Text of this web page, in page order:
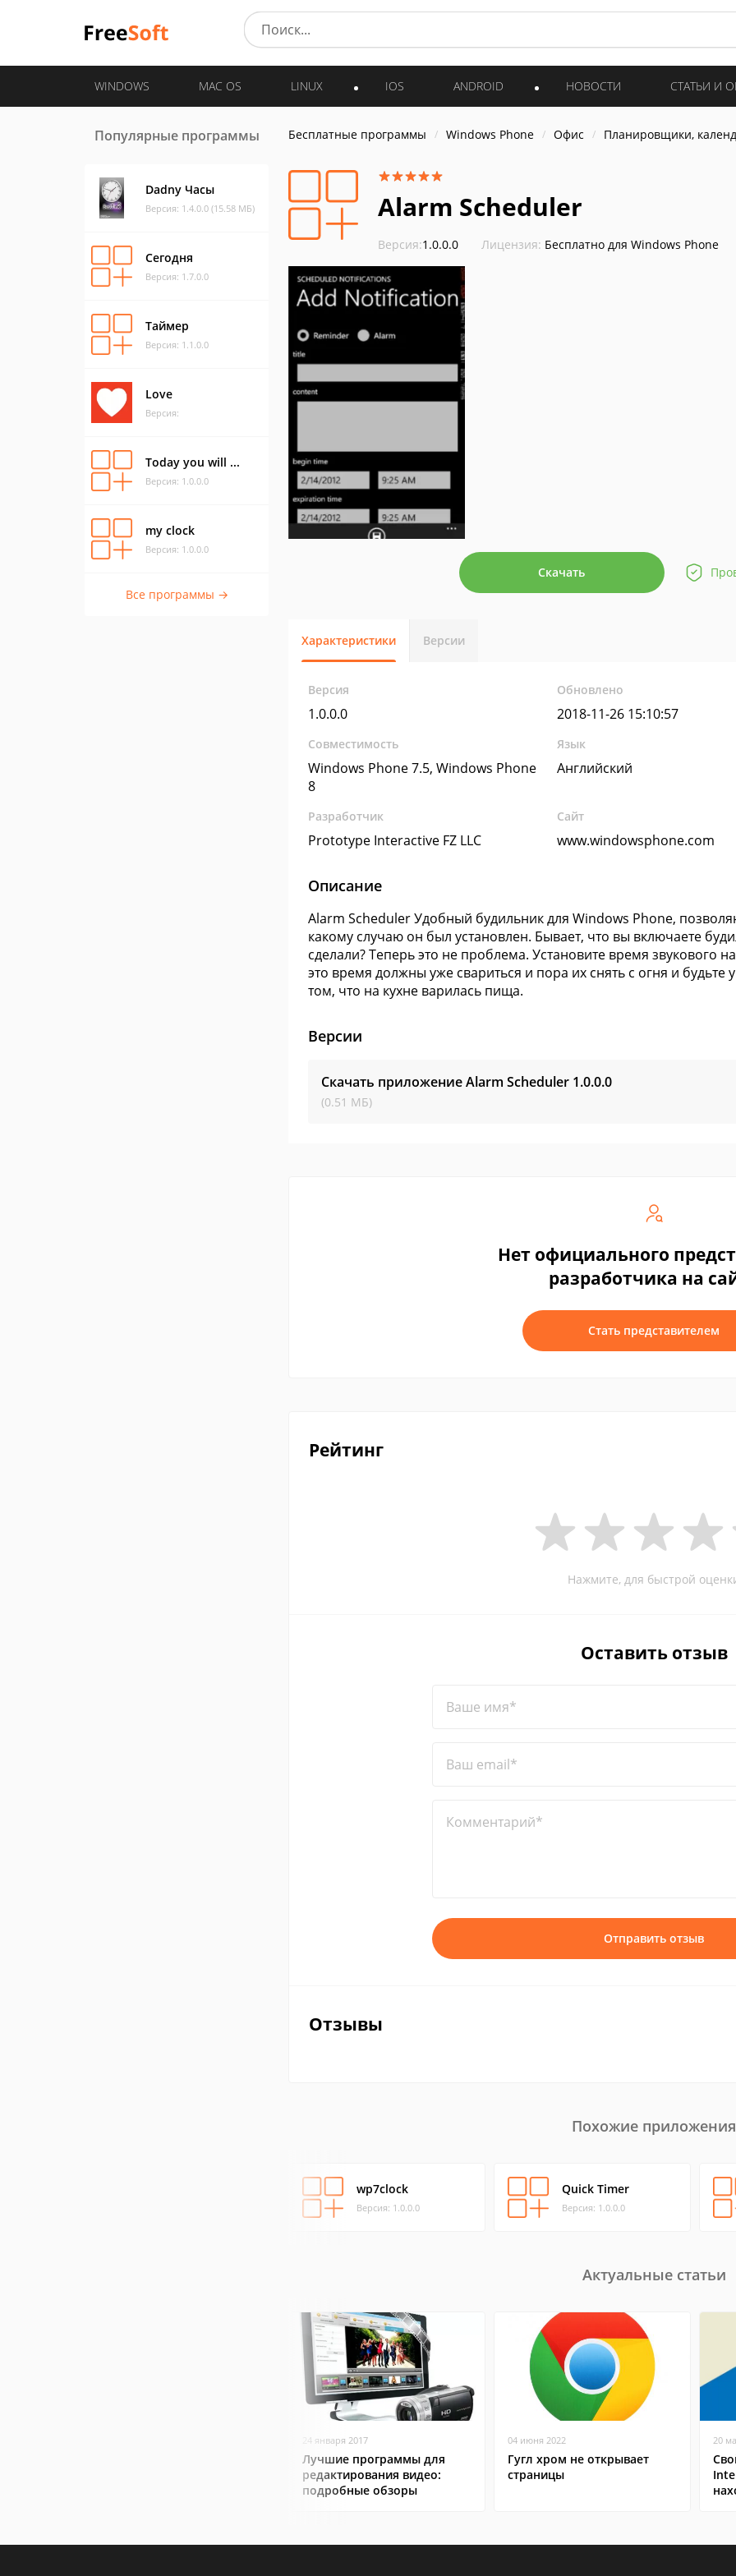
WINDOWS MAC OS LINUX IOS ANDROID НОВОСТИ СТАТЬИ И
Популярные программы
Dadny Часы
Версия: 1.4.0.0 (15.58 МБ)
Сегодня
Версия: 1.7.0.0
Таймер
Версия: 1.1.0.0
Love
Версия:
Today you will ...
Версия: 1.0.0.0
my clock
Версия: 1.0.0.0
Все программы →
Бесплатные программы Windows Phone Офис Планировщики,
Alarm Scheduler
Версия:1.0.0.0 Лицензия: Бесплатно для Windows Phone
Скачать
Характеристики Версии
Версия
1.0.0.0
Обновлено
2018-11-26 15:10:57
Совместимость
Windows Phone 7.5, Windows Phone
8
Язык
Английский
Разработчик
Prototype Interactive FZ LLC
Сайт
www.windowsphone.com
Описание
Alarm Scheduler Удобный будильник для Windows Phone,
какому случаю он был установлен. Бывает, что вы включаете
сделали? Теперь это не проблема. Установите время звукового
это время должны уже свариться и пора их снять с огня и будьте
том, что на кухне варилась пища.
Версии
Скачать приложение Alarm Scheduler 1.0.0.0
(0.51 МБ)
Нет официального
разработчика на
Стать представителем
Рейтинг
Нажмите, для быстрой
Оставить отзыв
Ваше имя*
Ваш email*
Комментарий*
Отправить отзыв
Отзывы
Похожие приложения
wp7clock
Версия: 1.0.0.0
Quick Timer
Версия: 1.0.0.0
Актуальные статьи
24 января 2017
Лучшие программы для
редактирования видео:
подробные обзоры
04 июня 2022
Гугл хром не открывает
страницы
20